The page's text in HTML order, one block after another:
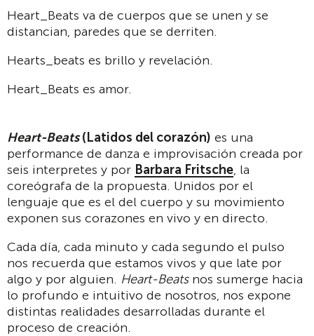
Heart_Beats va de cuerpos que se unen y se
distancian, paredes que se derriten.
Hearts_beats es brillo y revelación.
Heart_Beats es amor.
Heart-Beats(Latidos del corazón) es una
performance de danza e improvisación creada por
seis interpretes y por Barbara Fritsche, la
coreógrafa de la propuesta. Unidos por el
lenguaje que es el del cuerpo y su movimiento
exponen sus corazones en vivo y en directo.
Cada día, cada minuto y cada segundo el pulso
nos recuerda que estamos vivos y que late por
algo y por alguien. Heart-Beatsnos sumerge hacia
lo profundo e intuitivo de nosotros, nos expone
distintas realidades desarrolladas durante el
proceso de creación.